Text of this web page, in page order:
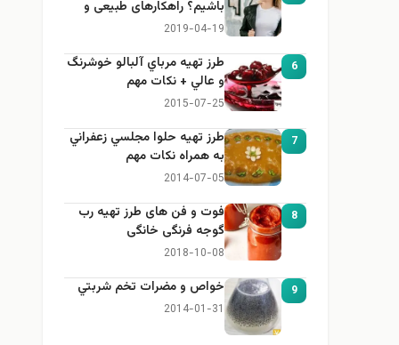
باشیم؟ راهکارهای طبیعی و
خانگی برای بزرگ کردن سینه
2019-04-19
6
طرز تهيه مرباي آلبالو خوشرنگ
و عالي + نكات مهم
2015-07-25
7
طرز تهيه حلوا مجلسي زعفراني
به همراه نكات مهم
2014-07-05
8
فوت و فن های طرز تهیه رب
گوجه فرنگی خانگی
2018-10-08
9 خواص و مضرات تخم شربتي
2014-01-31